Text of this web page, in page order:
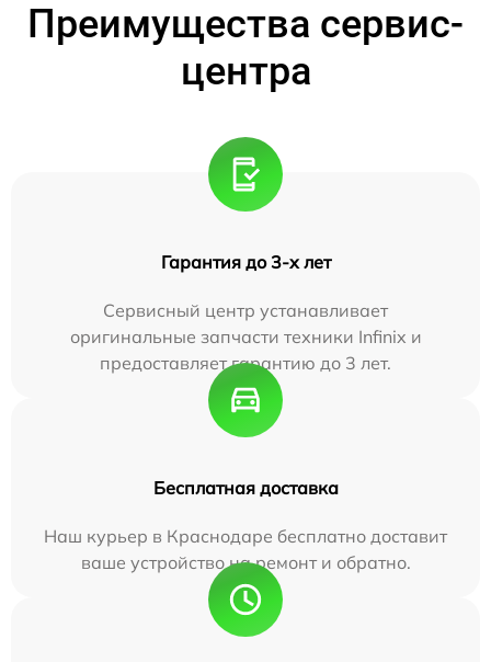
Преимущества сервис-
центра
Гарантия до 3-х лет
Сервисный центр устанавливает
оригинальные запчасти техники Infinix и
предоставляет гарантию до 3 лет.
Бесплатная доставка
Наш курьер в Краснодаре бесплатно доставит
ваше устройство на ремонт и обратно.